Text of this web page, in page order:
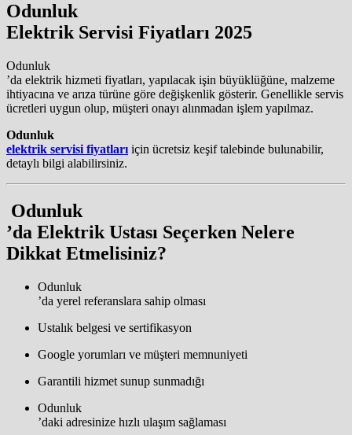
Odunluk
Elektrik Servisi Fiyatları 2025
Odunluk
’da elektrik hizmeti fiyatları, yapılacak işin büyüklüğüne, malzeme
ihtiyacına ve arıza türüne göre değişkenlik gösterir. Genellikle servis
ücretleri uygun olup, müşteri onayı alınmadan işlem yapılmaz.
Odunluk
elektrik servisi fiyatları için ücretsiz keşif talebinde bulunabilir,
detaylı bilgi alabilirsiniz.
Odunluk
’da Elektrik Ustası Seçerken Nelere
Dikkat Etmelisiniz?
Odunluk
’da yerel referanslara sahip olması
Ustalık belgesi ve sertifikasyon
Google yorumları ve müşteri memnuniyeti
Garantili hizmet sunup sunmadığı
Odunluk
’daki adresinize hızlı ulaşım sağlaması